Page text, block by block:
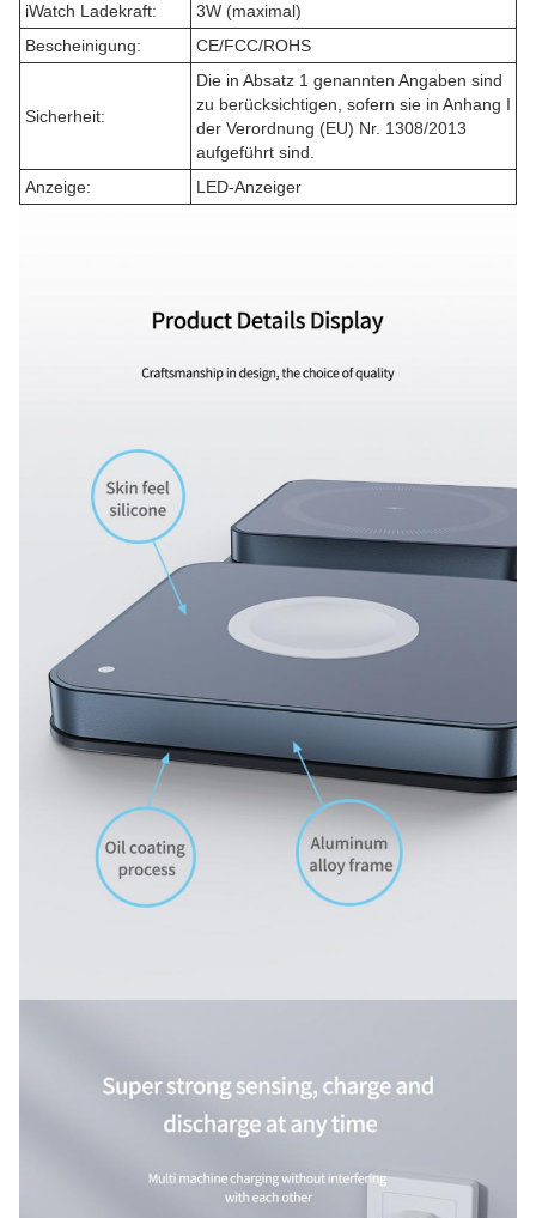
iWatch Ladekraft:
3W (maximal)
Bescheinigung:
CE/FCC/ROHS
Sicherheit:
Die in Absatz 1 genannten Angaben sind
zu berücksichtigen, sofern sie in Anhang I
der Verordnung (EU) Nr. 1308/2013
aufgeführt sind.
Anzeige:
LED-Anzeiger